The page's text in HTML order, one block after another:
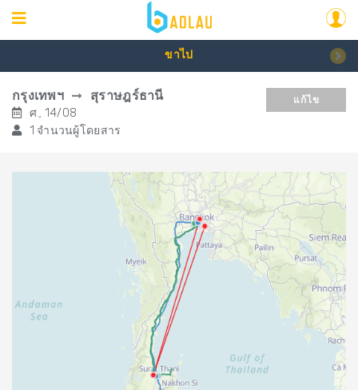
ขาไป
กรุงเทพฯ สุราษฎร์ธานี
ศ., 14/08
1 จำนวนผู้โดยสาร
แก้ไข